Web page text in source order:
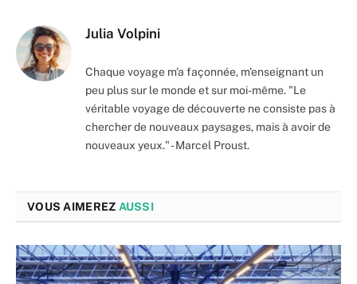
Julia Volpini
Chaque voyage m'a façonnée, m'enseignant un
peu plus sur le monde et sur moi-même. "Le
véritable voyage de découverte ne consiste pas à
chercher de nouveaux paysages, mais à avoir de
nouveaux yeux." - Marcel Proust.
VOUS AIMEREZ AUSSI